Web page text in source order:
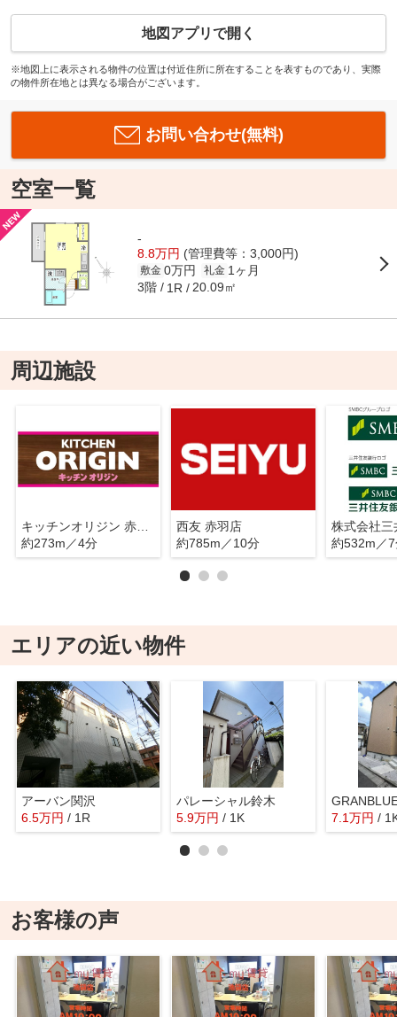
地図アプリで開く
※地図上に表示される物件の位置は付近住所に所在することを表すものであり、実際
の物件所在地とは異なる場合がございます。
お問い合わせ(無料)
空室一覧
-
8.8万円 (管理費等：3,000円)
敷金 0万円 礼金 1ヶ月
3階 1R 20.09㎡
周辺施設
キッチンオリジン 赤羽岩淵店
約273m／4分
西友 赤羽店
約785m／10分
約532m／
エリアの近い物件
アーバン関沢
6.5万円 / 1R
パレーシャル鈴木
5.9万円 / 1K
7.1万円 /
お客様の声